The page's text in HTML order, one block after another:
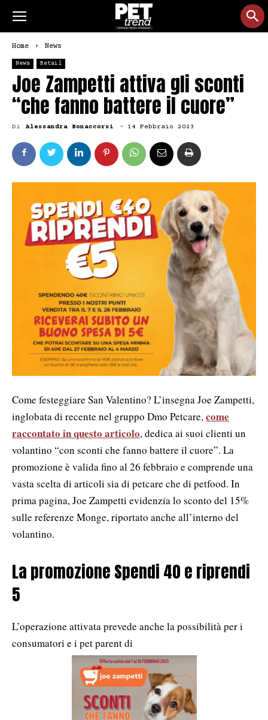
Home News
News Retail
Joe Zampetti attiva gli sconti
“che fanno battere il cuore”
Di Alessandra Bonaccorsi - 14 Febbraio 2023
Come festeggiare San Valentino? L’insegna Joe Zampetti,
inglobata di recente nel gruppo Dmo Petcare,come
raccontato in questo articolo, dedica ai suoi clienti un
volantino “con sconti che fanno battere il cuore”. La
promozione è valida fino al 26 febbraio e comprende una
vasta scelta di articoli sia di petcare che di petfood. In
prima pagina, Joe Zampetti evidenzia lo sconto del 15%
sulle referenze Monge, riportato anche all’interno del
volantino.
La promozione Spendi 40 e riprendi
5
L’operazione attivata prevede anche la possibilità per i
consumatori e i pet parent di